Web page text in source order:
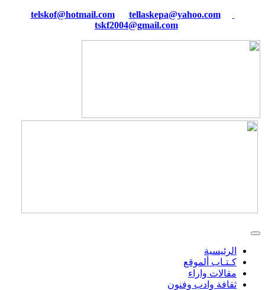
tellaskepa@yahoo.com
tskf2004@gmail.com
الرئيسية
كـتـاب ألموقع
مقالات واراء
ثقافة وادب وفنون